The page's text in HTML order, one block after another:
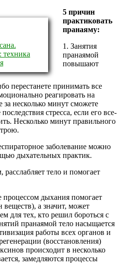
техника
5 причин
практиковать
пранаяму:
1. Занятия
пранаямой
повышают
перестанете принимать все
реагировать на
несколько минут сможете
стресса, если его все-
Несколько минут правильного
заболевание можно
дыхательных практик.
тело и помогает
процессом дыхания помогает
веществ), а значит, может
для тех, кто решил бороться с
пранаямой тело насыщается
работы всех органов и
(восстановления)
происходит в несколько
замедляются процессы